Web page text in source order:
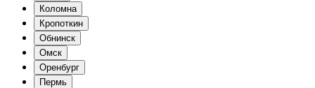
Коломна
Кропоткин
Обнинск
Омск
Оренбург
Пермь